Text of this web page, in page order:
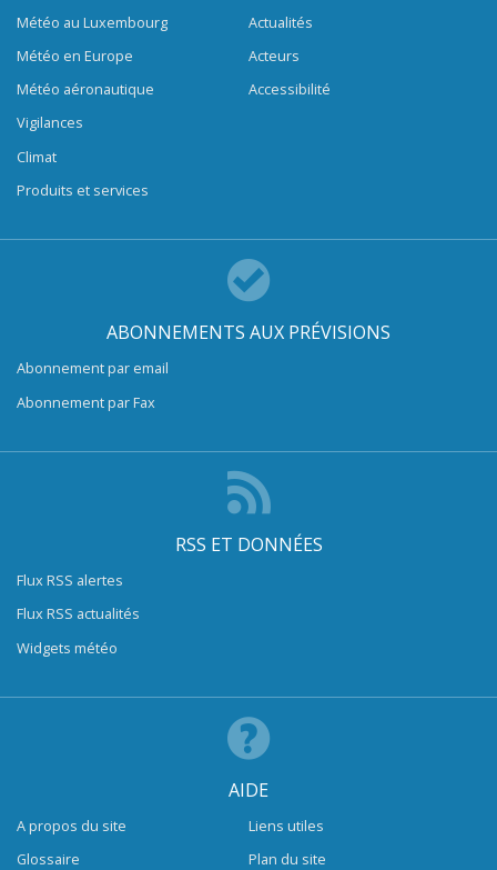
Météo au Luxembourg
Météo en Europe
Météo aéronautique
Vigilances
Climat
Produits et services
Actualités
Acteurs
Accessibilité
ABONNEMENTS AUX PRÉVISIONS
Abonnement par email
Abonnement par Fax
RSS ET DONNÉES
Flux RSS alertes
Flux RSS actualités
Widgets météo
AIDE
A propos du site
Glossaire
Liens utiles
Plan du site